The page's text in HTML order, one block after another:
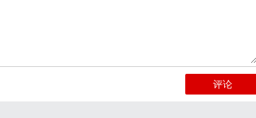
评论